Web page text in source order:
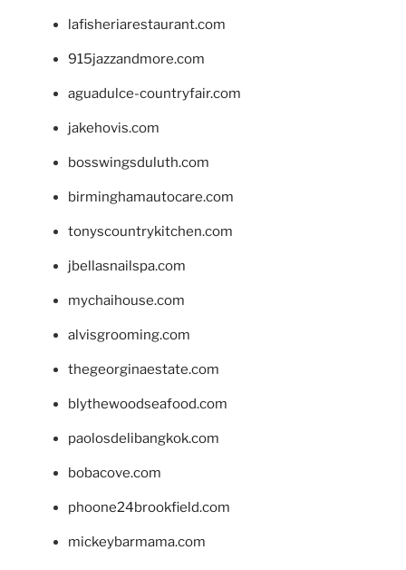
lafisheriarestaurant.com
915jazzandmore.com
aguadulce-countryfair.com
jakehovis.com
bosswingsduluth.com
birminghamautocare.com
tonyscountrykitchen.com
jbellasnailspa.com
mychaihouse.com
alvisgrooming.com
thegeorginaestate.com
blythewoodseafood.com
paolosdelibangkok.com
bobacove.com
phoone24brookfield.com
mickeybarmama.com